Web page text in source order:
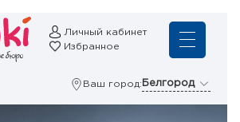
Личный кабинет
Избранное
Ваш город: Белгород